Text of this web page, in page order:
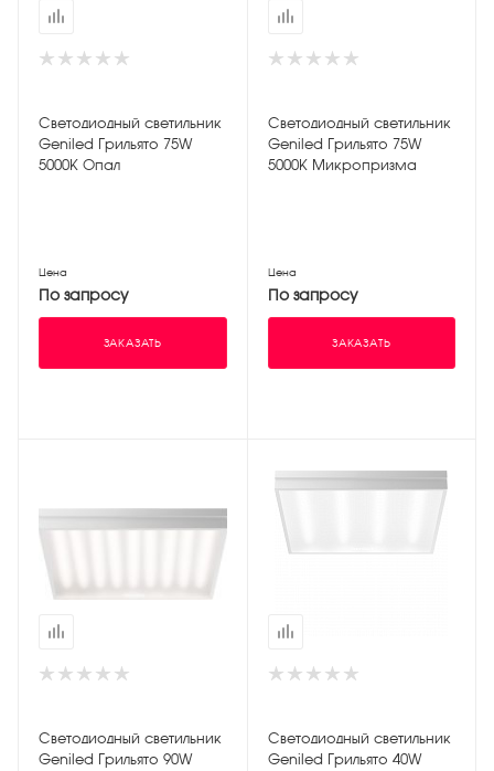
Светодиодный светильник
Geniled Грильято 75W
5000К Опал
Цена
По запросу
ЗАКАЗАТЬ
Светодиодный светильник
Geniled Грильято 75W
5000К Микропризма
Цена
По запросу
ЗАКАЗАТЬ
Светодиодный светильник
Geniled Грильято 90W
Светодиодный светильник
Geniled Грильято 40W